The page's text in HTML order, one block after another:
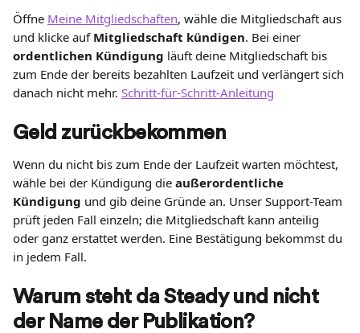
Öffne Meine Mitgliedschaften, wähle die Mitgliedschaft aus
und klicke auf Mitgliedschaft kündigen. Bei einer
ordentlichen Kündigung läuft deine Mitgliedschaft bis
zum Ende der bereits bezahlten Laufzeit und verlängert sich
danach nicht mehr. Schritt-für-Schritt-Anleitung
Geld zurückbekommen
Wenn du nicht bis zum Ende der Laufzeit warten möchtest,
wähle bei der Kündigung die außerordentliche
Kündigung und gib deine Gründe an. Unser Support-Team
prüft jeden Fall einzeln; die Mitgliedschaft kann anteilig
oder ganz erstattet werden. Eine Bestätigung bekommst du
in jedem Fall.
Warum steht da Steady und nicht
der Name der Publikation?